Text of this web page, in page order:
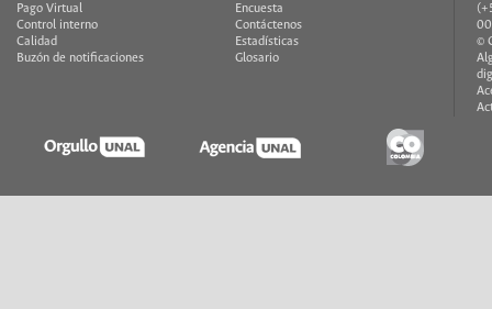
Pago Virtual
Control interno
Calidad
Buzón de notificaciones
Encuesta
Contáctenos
Estadísticas
Glosario
©